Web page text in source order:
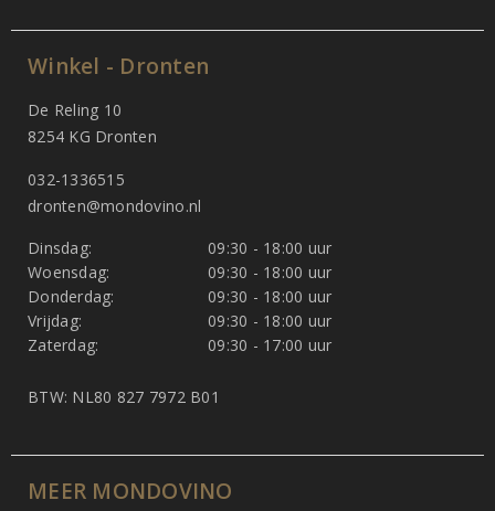
Winkel - Dronten
De Reling 10
8254 KG Dronten
032-1336515
dronten@mondovino.nl
Dinsdag:
09:30 - 18:00 uur
Woensdag:
09:30 - 18:00 uur
Donderdag:
09:30 - 18:00 uur
Vrijdag:
09:30 - 18:00 uur
Zaterdag:
09:30 - 17:00 uur
BTW: NL80 827 7972 B01
MEER MONDOVINO